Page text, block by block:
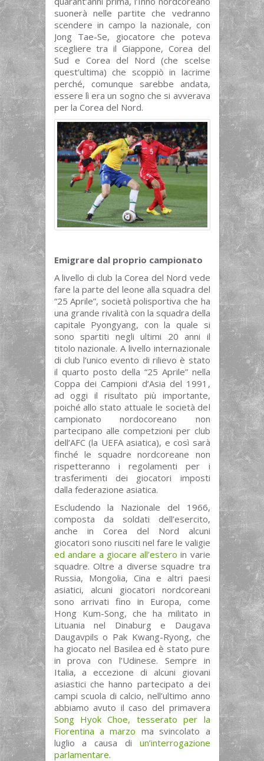
suonerà nelle partite che vedranno
scendere in campo la nazionale, con
Jong Tae-Se, giocatore che poteva
scegliere tra il Giappone, Corea del
Sud e Corea del Nord (che scelse
quest’ultima) che scoppiò in lacrime
perché, comunque sarebbe andata,
essere lì era un sogno che si avverava
per la Corea del Nord.
Emigrare dal proprio campionato
A livello di club la Corea del Nord vede
fare la parte del leone alla squadra del
“25 Aprile”, società polisportiva che ha
una grande rivalità con la squadra della
capitale Pyongyang, con la quale si
sono spartiti negli ultimi 20 anni il
titolo nazionale. A livello internazionale
di club l’unico evento di rilievo è stato
il quarto posto della “25 Aprile” nella
Coppa dei Campioni d’Asia del 1991,
ad oggi il risultato più importante,
poiché allo stato attuale le società del
campionato nordocoreano non
partecipano alle competzioni per club
dell’AFC (la UEFA asiatica), e così sarà
finché le squadre nordcoreane non
rispetteranno i regolamenti per i
trasferimenti dei giocatori imposti
dalla federazione asiatica.
Escludendo la Nazionale del 1966,
composta da soldati dell’esercito,
anche in Corea del Nord alcuni
giocatori sono riusciti nel fare le valigie
ed andare a giocare all’estero in varie
squadre. Oltre a diverse squadre tra
Russia, Mongolia, Cina e altri paesi
asiatici, alcuni giocatori nordcoreani
sono arrivati fino in Europa, come
Hong Kum-Song, che ha militato in
Lituania nel Dinaburg e Daugava
Daugavpils o Pak Kwang-Ryong, che
ha giocato nel Basilea ed è stato pure
in prova con l’Udinese. Sempre in
Italia, a eccezione di alcuni giovani
asiastici che hanno partecipato a dei
campi scuola di calcio, nell’ultimo anno
abbiamo avuto il caso del primavera
Song Hyok Choe, tesserato per la
Fiorentina a marzo ma svincolato a
luglio a causa di un’interrogazione
parlamentare.